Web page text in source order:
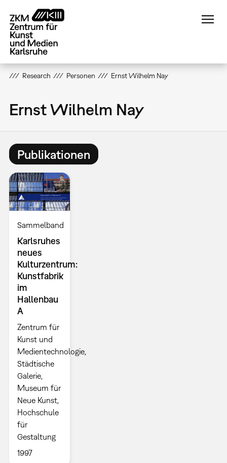
zum
Inhalt
Research Personen Ernst Wilhelm Nay
Ernst Wilhelm Nay
Publikationen
Sammelband
Karlsruhes
neues
Kulturzentrum:
Kunstfabrik
im
Hallenbau
A
Zentrum für
Kunst und
Medientechnologie,
Städtische
Galerie,
Museum für
Neue Kunst,
Hochschule
für
Gestaltung
1997